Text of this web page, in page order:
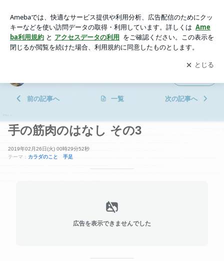
アプリをダウンロードして ブログの更新通知
を受け取りまし
ょう。
開く
前の記事へ 一覧 次の記事へ
手の筋肉のはなし その3
2019年02月26日(火) 00時29分52秒
テーマ： カラダのこと 手足
広告を表示できませんでした